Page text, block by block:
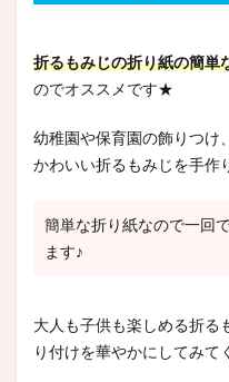
折るもみじの折り紙の簡単
のでオススメです★
幼稚園や保育園の飾りつけ
かわいい折るもみじを手作
簡単な折り紙なので一回
ます♪
大人も子供も楽しめる折る
り付けを華やかにしてみ